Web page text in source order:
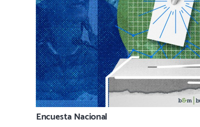
Encuesta Nacional